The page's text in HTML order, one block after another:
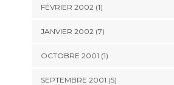
FÉVRIER 2002 (1)
JANVIER 2002 (7)
OCTOBRE 2001 (1)
SEPTEMBRE 2001 (5)